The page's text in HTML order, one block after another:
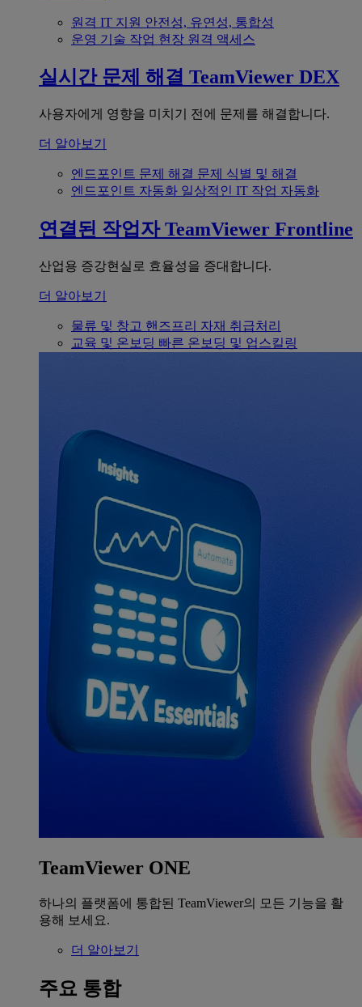
원격 IT 지원 안전성, 유연성, 통합성
운영 기술 작업 현장 원격 액세스
실시간 문제 해결 TeamViewer DEX
사용자에게 영향을 미치기 전에 문제를 해결합니다.
더 알아보기
엔드포인트 문제 해결 문제 식별 및 해결
엔드포인트 자동화 일상적인 IT 작업 자동화
연결된 작업자 TeamViewer Frontline
산업용 증강현실로 효율성을 증대합니다.
더 알아보기
물류 및 창고 핸즈프리 자재 취급처리
교육 및 온보딩 빠른 온보딩 및 업스킬링
TeamViewer ONE
하나의 플랫폼에 통합된 TeamViewer의 모든 기능을 활
용해 보세요.
더 알아보기
주요 통합